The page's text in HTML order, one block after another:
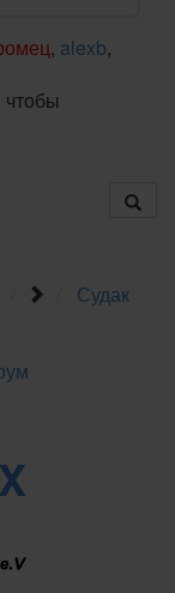
, alexb,
чтобы
Судак